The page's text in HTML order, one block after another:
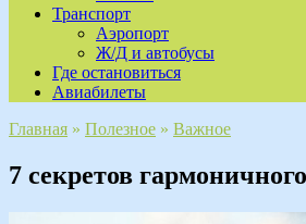
Транспорт
Аэропорт
Ж/Д и автобусы
Где остановиться
Авиабилеты
Главная » Полезное » Важное
7 секретов